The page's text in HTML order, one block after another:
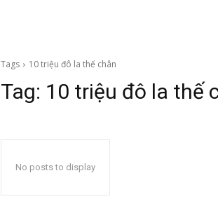
Tags 10 triệu đô la thế chân
Tag: 10 triệu đô la thế
No posts to display